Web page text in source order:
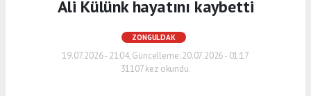
Ali Külünk hayatını kaybetti
ZONGULDAK
19.07.2026 - 21:04, Güncelleme: 20.07.2026 - 01:17
31107 kez okundu.